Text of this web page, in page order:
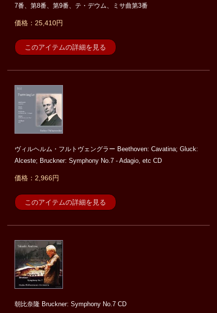
7番、第8番、第9番、テ・デウム、ミサ曲第3番
価格：25,410円
このアイテムの詳細を見る
ヴィルヘルム・フルトヴェングラー Beethoven: Cavatina; Gluck:
Alceste; Bruckner: Symphony No.7 - Adagio, etc CD
価格：2,966円
このアイテムの詳細を見る
朝比奈隆 Bruckner: Symphony No.7 CD